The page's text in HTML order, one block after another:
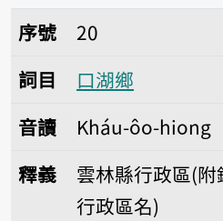
序號20口湖鄉
序號
20
詞目
口湖鄉
音讀
Kháu-ôo-hiong
釋義
雲林縣行政區(
行政區名)